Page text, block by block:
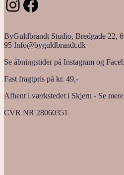
Instagram
Facebook
ByGuldbrandt Studio, Bredgade 22,
95 Info@byguldbrandt.dk
Se åbningstider på Instagram og
Fast fragtpris på kr. 49,-
Afhent i værkstedet i Skjern - Se
CVR NR 28060351